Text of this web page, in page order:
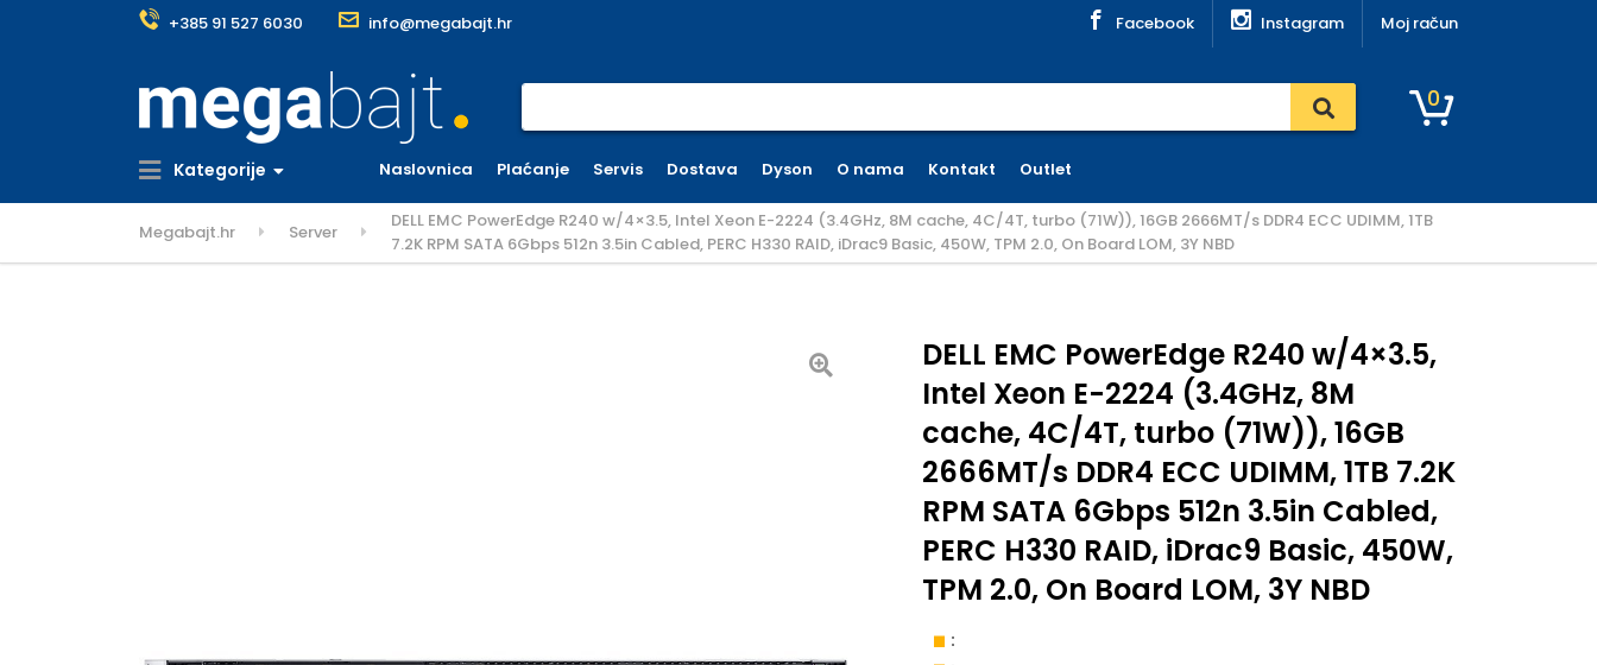
+385 91 527 6030 info@megabajt.hr Facebook Instagram Moj račun
0
Kategorije Naslovnica Plaćanje Servis Dostava Dyson O nama Kontakt Outlet
Megabajt.hr Server
DELL EMC PowerEdge R240 w/4×3.5, Intel Xeon E-2224 (3.4GHz, 8M cache, 4C/4T, turbo (71W)), 16GB 2666MT/s DDR4 ECC UDIMM, 1TB
7.2K RPM SATA 6Gbps 512n 3.5in Cabled, PERC H330 RAID, iDrac9 Basic, 450W, TPM 2.0, On Board LOM, 3Y NBD
DELL EMC PowerEdge R240 w/4×3.5,
Intel Xeon E-2224 (3.4GHz, 8M
cache, 4C/4T, turbo (71W)), 16GB
2666MT/s DDR4 ECC UDIMM, 1TB 7.2K
RPM SATA 6Gbps 512n 3.5in Cabled,
PERC H330 RAID, iDrac9 Basic, 450W,
TPM 2.0, On Board LOM, 3Y NBD
: